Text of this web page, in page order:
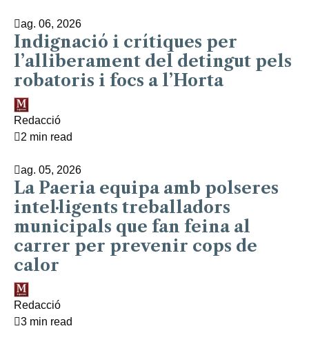
ag. 06, 2026
Indignació i crítiques per
l’alliberament del detingut pels
robatoris i focs a l’Horta
Redacció
2 min read
ag. 05, 2026
La Paeria equipa amb polseres
intel·ligents treballadors
municipals que fan feina al
carrer per prevenir cops de
calor
Redacció
3 min read